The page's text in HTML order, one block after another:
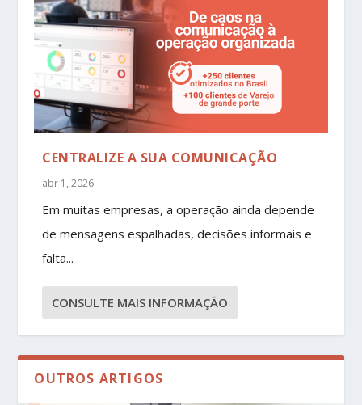
CENTRALIZE A SUA COMUNICAÇÃO
abr 1, 2026
Em muitas empresas, a operação ainda depende
de mensagens espalhadas, decisões informais e
falta...
CONSULTE MAIS INFORMAÇÃO
OUTROS ARTIGOS